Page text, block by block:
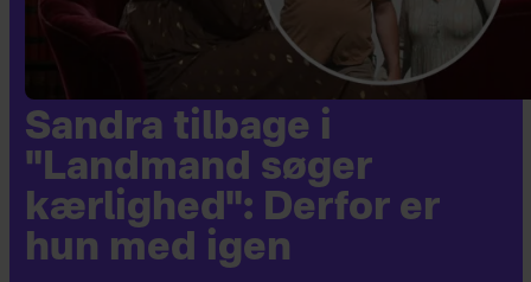
Sandra tilbage i
"Landmand søger
kærlighed": Derfor er
hun med igen